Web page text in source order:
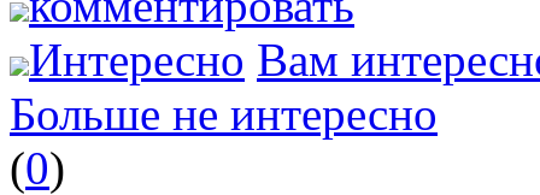
Интересно Вам
Больше не интересно
(0)